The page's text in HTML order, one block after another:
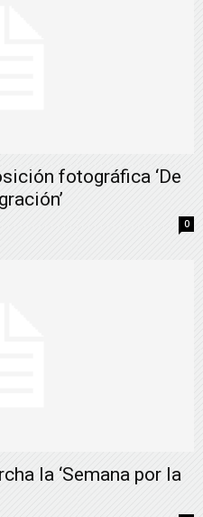
fotográfica ‘De
0
la ‘Semana por la